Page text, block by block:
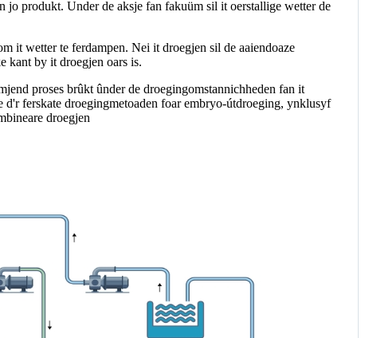
produkt. Under de aksje fan fakuüm sil it oerstallige wetter de
it wetter te ferdampen. Nei it droegjen sil de aaiendoaze
kant by it droegjen oars is.
proses brûkt ûnder de droegingomstannichheden fan it
ferskate droegingmetoaden foar embryo-útdroeging, ynklusyf
droegjen